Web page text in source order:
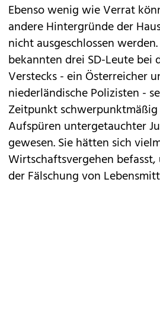
Ebenso wenig wie Verrat
andere Hintergründe der
nicht ausgeschlossen
bekannten drei SD-Leute bei
Verstecks - ein Österreicher
niederländische Polizisten -
Zeitpunkt
Aufspüren untergetauchter
gewesen. Sie hätten sich
Wirtschaftsvergehen
der Fälschung von